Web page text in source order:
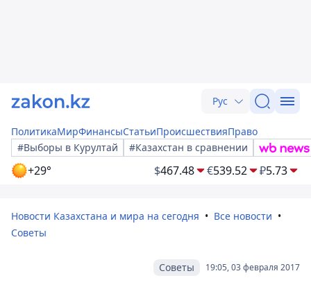
Рус
ПолитикаМирФинансыСтатьиПроисшествияПраво
#Выборы в Курултай
#Казахстан в сравнении
+29° $467.48 €539.52 ₽5.73
Новости Казахстана и мира на сегодня
Все новости
Советы
19:05, 03 февраля 2017
Советы